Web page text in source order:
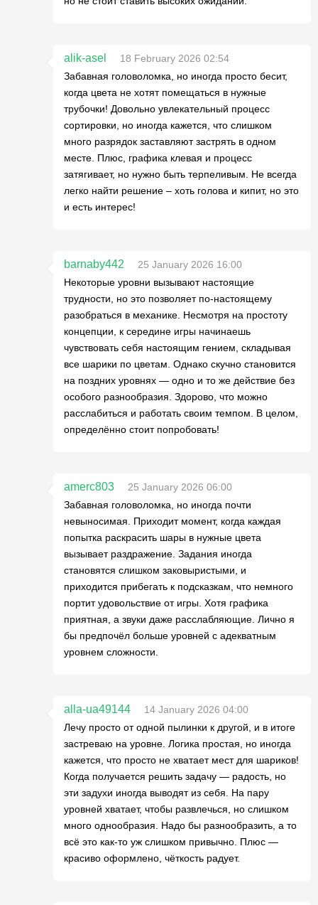
alik-asel
18 February 2026 02:54
Забавная головоломка, но иногда просто бесит,
когда цвета не хотят помещаться в нужные
трубочки! Довольно увлекательный процесс
сортировки, но иногда кажется, что слишком
много разрядок заставляют застрять в одном
месте. Плюс, графика клевая и процесс
затягивает, но нужно быть терпеливым. Не всегда
легко найти решение – хоть голова и кипит, но это
и есть интерес!
barnaby442
25 January 2026 16:00
Некоторые уровни вызывают настоящие
трудности, но это позволяет по-настоящему
разобраться в механике. Несмотря на простоту
концепции, к середине игры начинаешь
чувствовать себя настоящим гением, складывая
все шарики по цветам. Однако скучно становится
на поздних уровнях — одно и то же действие без
особого разнообразия. Здорово, что можно
расслабиться и работать своим темпом. В целом,
определённо стоит попробовать!
amerc803
25 January 2026 06:00
Забавная головоломка, но иногда почти
невыносимая. Приходит момент, когда каждая
попытка раскрасить шары в нужные цвета
вызывает раздражение. Задания иногда
становятся слишком заковыристыми, и
приходится прибегать к подсказкам, что немного
портит удовольствие от игры. Хотя графика
приятная, а звуки даже расслабляющие. Лично я
бы предпочёл больше уровней с адекватным
уровнем сложности.
alla-ua49144
14 January 2026 04:00
Лечу просто от одной пылинки к другой, и в итоге
застреваю на уровне. Логика простая, но иногда
кажется, что просто не хватает мест для шариков!
Когда получается решить задачу — радость, но
эти задухи иногда выводят из себя. На пару
уровней хватает, чтобы развлечься, но слишком
много однообразия. Надо бы разнообразить, а то
всё это как-то уж слишком привычно. Плюс —
красиво оформлено, чёткость радует.